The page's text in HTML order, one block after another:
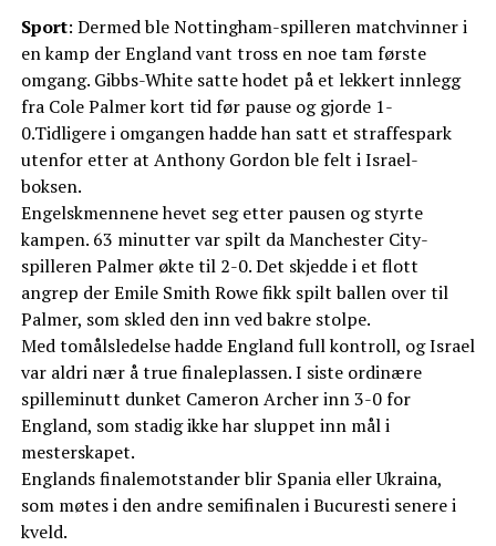
Sport: Dermed ble Nottingham-spilleren matchvinner i
en kamp der England vant tross en noe tam første
omgang. Gibbs-White satte hodet på et lekkert innlegg
fra Cole Palmer kort tid før pause og gjorde 1-
0.Tidligere i omgangen hadde han satt et straffespark
utenfor etter at Anthony Gordon ble felt i Israel-
boksen.
Engelskmennene hevet seg etter pausen og styrte
kampen. 63 minutter var spilt da Manchester City-
spilleren Palmer økte til 2-0. Det skjedde i et flott
angrep der Emile Smith Rowe fikk spilt ballen over til
Palmer, som skled den inn ved bakre stolpe.
Med tomålsledelse hadde England full kontroll, og Israel
var aldri nær å true finaleplassen. I siste ordinære
spilleminutt dunket Cameron Archer inn 3-0 for
England, som stadig ikke har sluppet inn mål i
mesterskapet.
Englands finalemotstander blir Spania eller Ukraina,
som møtes i den andre semifinalen i Bucuresti senere i
kveld.